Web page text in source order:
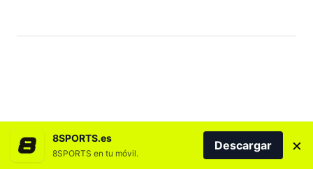
8SPORTS.es
8SPORTS en tu móvil.
Descargar ×